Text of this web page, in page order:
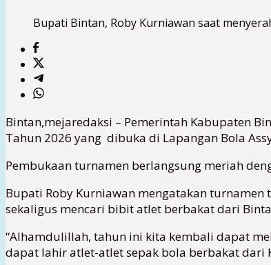
Bupati Bintan, Roby Kurniawan saat
Bintan,mejaredaksi – Pemerintah Kabupaten
Tahun 2026 yang dibuka di Lapangan Bola
Pembukaan turnamen berlangsung meriah
Bupati Roby Kurniawan mengatakan
sekaligus mencari bibit atlet berbakat dari
“Alhamdulillah, tahun ini kita kembali dapat
dapat lahir atlet-atlet sepak bola berbakat dari